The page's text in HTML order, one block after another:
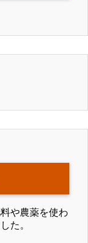
や農薬を使わ
た。